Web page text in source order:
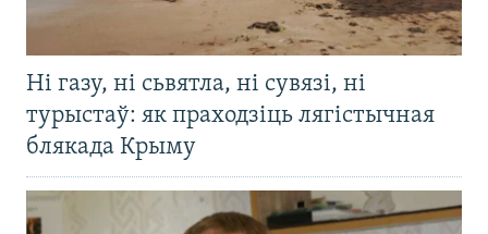
Ні газу, ні сьвятла, ні сувязі, ні
турыстаў: як праходзіць лягістычная
блякада Крыму